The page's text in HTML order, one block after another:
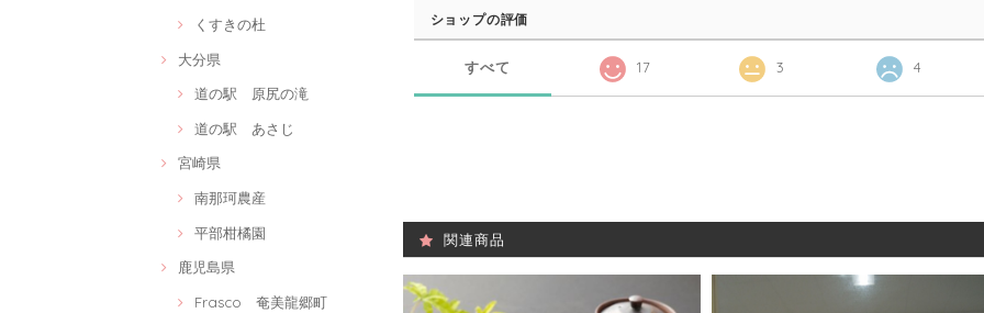
くすきの杜
大分県
道の駅 原尻の滝
道の駅 あさじ
宮崎県
南那珂農産
平部柑橘園
鹿児島県
Frasco 奄美龍郷町
ショップの評価
すべて 17 3 4
関連商品